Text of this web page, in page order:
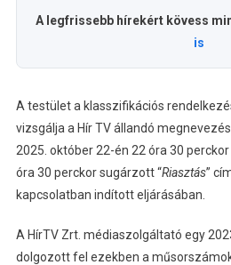
A legfrissebb hírekért kövess
is
A testület a klasszifikációs
vizsgálja a Hír TV állandó
2025. október 22-én 22 óra 30
óra 30 perckor sugárzott “Riasztás”
kapcsolatban indított eljárásában.
A HírTV Zrt. médiaszolgáltató egy
dolgozott fel ezekben a